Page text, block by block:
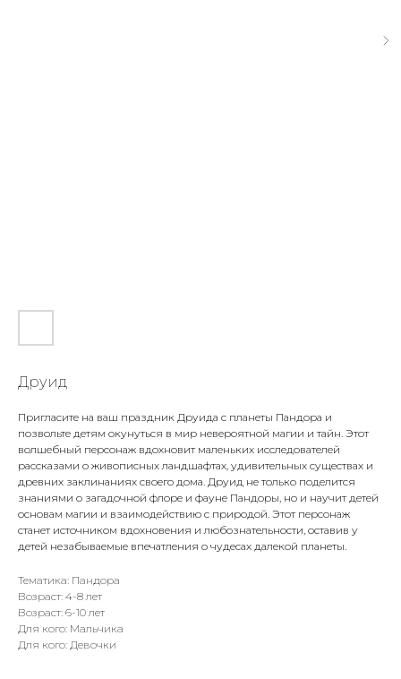
Друид
Пригласите на ваш праздник Друида с планеты Пандора и
позвольте детям окунуться в мир невероятной магии и тайн. Этот
волшебный персонаж вдохновит маленьких исследователей
рассказами о живописных ландшафтах, удивительных существах и
древних заклинаниях своего дома. Друид не только поделится
знаниями о загадочной флоре и фауне Пандоры, но и научит детей
основам магии и взаимодействию с природой. Этот персонаж
станет источником вдохновения и любознательности, оставив у
детей незабываемые впечатления о чудесах далекой планеты.
Тематика: Пандора
Возраст: 4-8 лет
Возраст: 6-10 лет
Для кого: Мальчика
Для кого: Девочки